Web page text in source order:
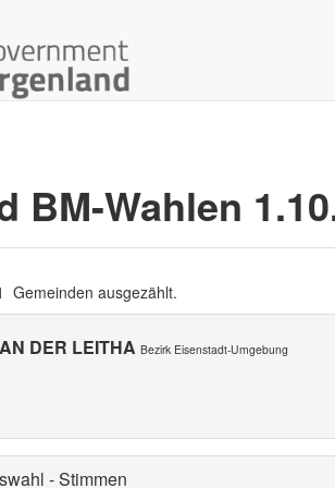
BM-Wahlen
Gemeinden ausgezählt.
DER LEITHA Bezirk Eisenstadt-Umgebung
- Stimmen